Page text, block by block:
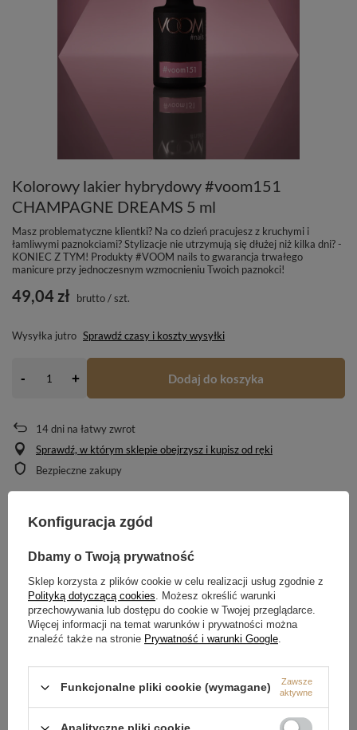
Kolorowy lakier hybrydowy #voom151
CHAMPAGNE DREAMS 5 ml
Masz problematyczne klientki? Na co dzień pracujesz z kruchymi i
łamliwymi paznokciami? Stylizacje nie utrzymują się dłużej niż kilka dni? -
KONIEC Z TYM! Produkty #VOOM nails to gwarancja trwałego
manicure przy jednoczesnym wzmocnieniu Twoich paznokci!
Wysyłka jutro Sprawdź czasy i koszty wysyłki
49,04 zł brutto/szt.
- + Dodaj do koszyka
14dni na łatwy zwrot
Sprawdź, w którym sklepie obejrzysz i kupisz od ręki
Bezpieczne zakupy
OPIS
SZCZEGÓŁOWE DANE
OPINIE (0)
Potrzebujesz pomocy? Masz pytania?
Zadaj pytanie a my odpowiemy niezwłocznie,
dla innych.
Zadaj pytanie
Konfiguracja zgód
Dbamy o Twoją prywatność
Sklep korzysta z plików cookie w celu realizacji usług zgodnie z
Polityką dotyczącą cookies. Możesz określić warunki
przechowywania lub dostępu do cookie w Twojej przeglądarce.
Więcej informacji na temat warunków i prywatności można
znaleźć także na stronie Prywatność i warunki Google.
Funkcjonalne pliki cookie (wymagane)
Zawsze
aktywne